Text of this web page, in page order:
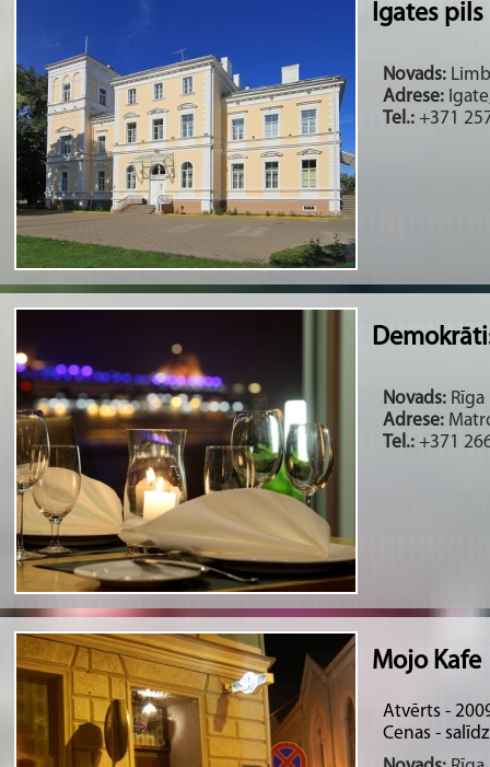
Igates pils
Novads:
Adrese:
Tel.: +371
Novads:
Adrese:
Tel.: +371
Mojo Kafe
Atvērts -
Cenas -